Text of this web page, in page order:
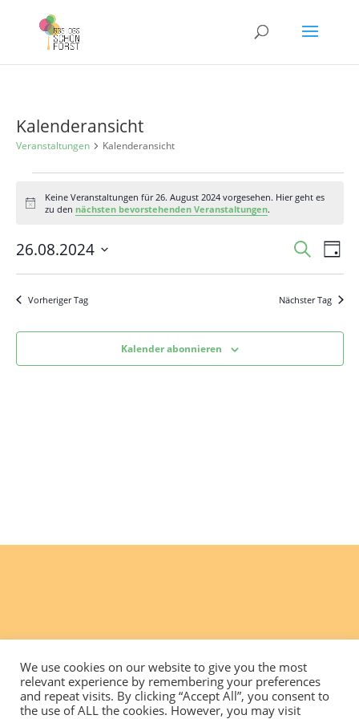
Kalenderansicht
Veranstaltungen Kalenderansicht
für
August
Hinweis
Keine Veranstaltungen für 26. August 2024 vorgesehen. Hier geht es
zu den nächsten bevorstehenden Veranstaltungen.
Suche
Suche
Tag
26.08.2024
Vorheriger Tag Nächster Tag
Kalender abonnieren
We use cookies on our website to give you the most
relevant experience by remembering your preferences
and repeat visits. By clicking “Accept All”, you consent to
the use of ALL the cookies. However, you may visit